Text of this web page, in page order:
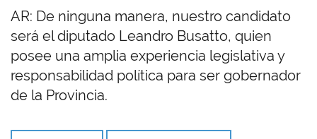
AR: De ninguna manera, nuestro candidato
será el diputado Leandro Busatto, quien
posee una amplia experiencia legislativa y
responsabilidad política para ser gobernador
de la Provincia.